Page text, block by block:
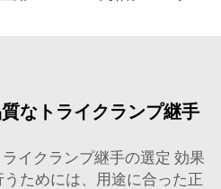
なトライクランプ継手
イクランプ継手の選定 効果
ためには、用途に合った正